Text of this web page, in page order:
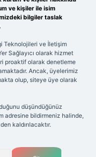
ve kişiler ile isim
bilgiler taslak
Teknolojileri ve İletişim
Sağlayıcı olarak hizmet
proaktif olarak denetleme
Ancak, üyelerimiz
olup, siteye üye olarak
düşündüğünüz
adresine bildirmeniz halinde,
kaldırılacaktır.